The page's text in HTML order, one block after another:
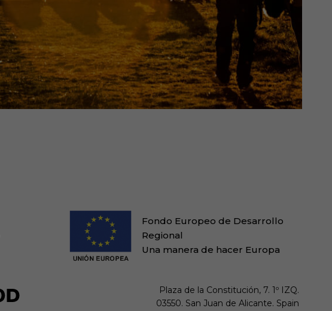
Fondo Europeo de Desarrollo
Regional
Una manera de hacer Europa
Plaza de la Constitución, 7. 1º IZQ.
03550. San Juan de Alicante. Spain